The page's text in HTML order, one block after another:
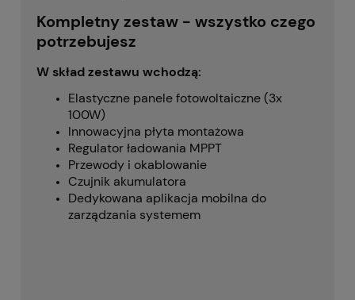
Kompletny zestaw - wszystko czego
potrzebujesz
W skład zestawu wchodzą:
Elastyczne panele fotowoltaiczne (3x
100W)
Innowacyjna płyta montażowa
Regulator ładowania MPPT
Przewody i okablowanie
Czujnik akumulatora
Dedykowana aplikacja mobilna do
zarządzania systemem